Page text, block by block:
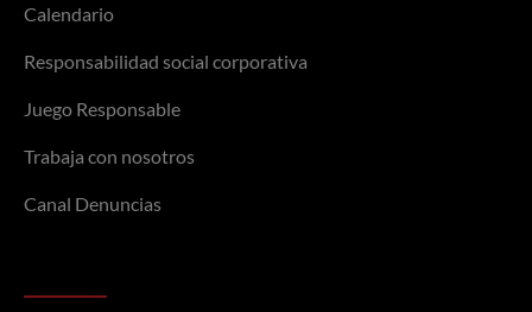
Calendario
Responsabilidad social corporativa
Juego Responsable
Trabaja con nosotros
Canal Denuncias